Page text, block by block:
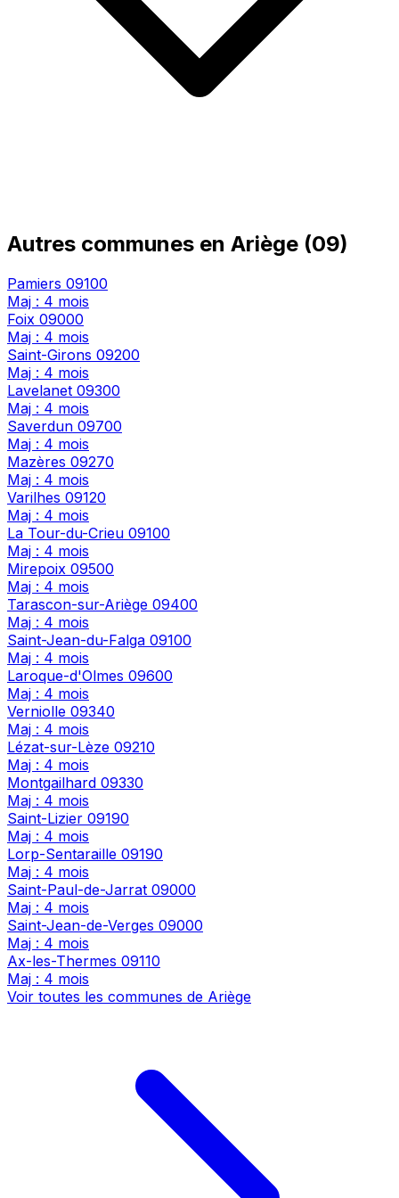
Autres communes en Ariège (09)
Pamiers 09100
Maj : 4 mois
Foix 09000
Maj : 4 mois
Saint-Girons 09200
Maj : 4 mois
Lavelanet 09300
Maj : 4 mois
Saverdun 09700
Maj : 4 mois
Mazères 09270
Maj : 4 mois
Varilhes 09120
Maj : 4 mois
La Tour-du-Crieu 09100
Maj : 4 mois
Mirepoix 09500
Maj : 4 mois
Tarascon-sur-Ariège 09400
Maj : 4 mois
Saint-Jean-du-Falga 09100
Maj : 4 mois
Laroque-d'Olmes 09600
Maj : 4 mois
Verniolle 09340
Maj : 4 mois
Lézat-sur-Lèze 09210
Maj : 4 mois
Montgailhard 09330
Maj : 4 mois
Saint-Lizier 09190
Maj : 4 mois
Lorp-Sentaraille 09190
Maj : 4 mois
Saint-Paul-de-Jarrat 09000
Maj : 4 mois
Saint-Jean-de-Verges 09000
Maj : 4 mois
Ax-les-Thermes 09110
Maj : 4 mois
Voir toutes les communes de Ariège